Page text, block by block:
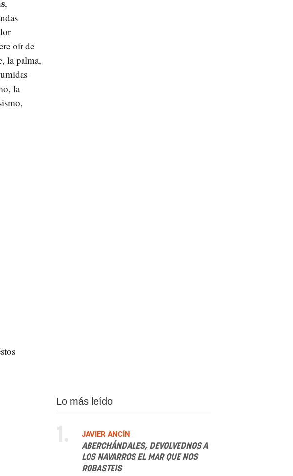
,
oír de
la palma,
la
Lo más leído
1.
JAVIER ANCÍN
ABERCHÁNDALES, DEVOLVEDNOS A
LOS NAVARROS EL MAR QUE NOS
ROBASTEIS